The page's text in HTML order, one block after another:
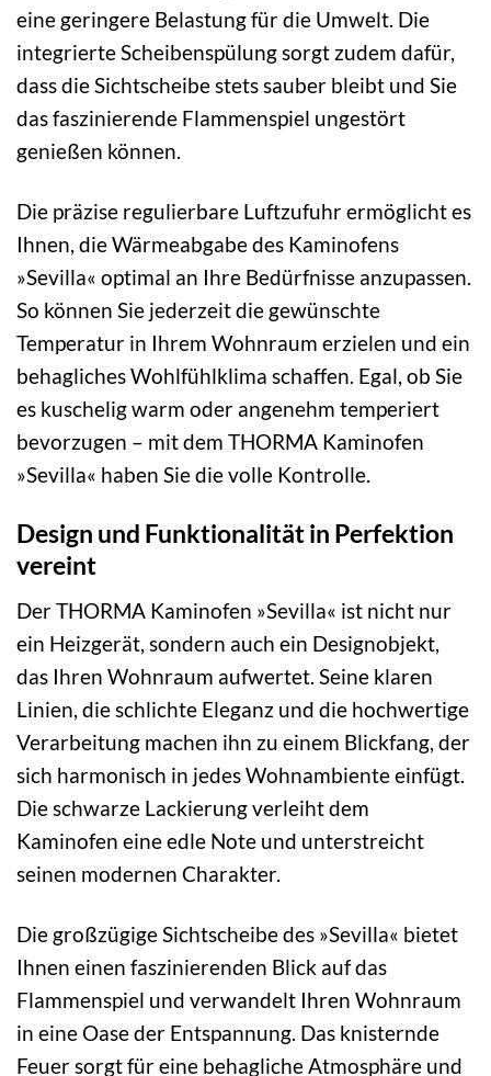
eine geringere Belastung für die Umwelt. Die
integrierte Scheibenspülung sorgt zudem dafür,
dass die Sichtscheibe stets sauber bleibt und Sie
das faszinierende Flammenspiel ungestört
genießen können.
Die präzise regulierbare Luftzufuhr ermöglicht es
Ihnen, die Wärmeabgabe des Kaminofens
»Sevilla« optimal an Ihre Bedürfnisse anzupassen.
So können Sie jederzeit die gewünschte
Temperatur in Ihrem Wohnraum erzielen und ein
behagliches Wohlfühlklima schaffen. Egal, ob Sie
es kuschelig warm oder angenehm temperiert
bevorzugen – mit dem THORMA Kaminofen
»Sevilla« haben Sie die volle Kontrolle.
Design und Funktionalität in Perfektion
vereint
Der THORMA Kaminofen »Sevilla« ist nicht nur
ein Heizgerät, sondern auch ein Designobjekt,
das Ihren Wohnraum aufwertet. Seine klaren
Linien, die schlichte Eleganz und die hochwertige
Verarbeitung machen ihn zu einem Blickfang, der
sich harmonisch in jedes Wohnambiente einfügt.
Die schwarze Lackierung verleiht dem
Kaminofen eine edle Note und unterstreicht
seinen modernen Charakter.
Die großzügige Sichtscheibe des »Sevilla« bietet
Ihnen einen faszinierenden Blick auf das
Flammenspiel und verwandelt Ihren Wohnraum
in eine Oase der Entspannung. Das knisternde
Feuer sorgt für eine behagliche Atmosphäre und